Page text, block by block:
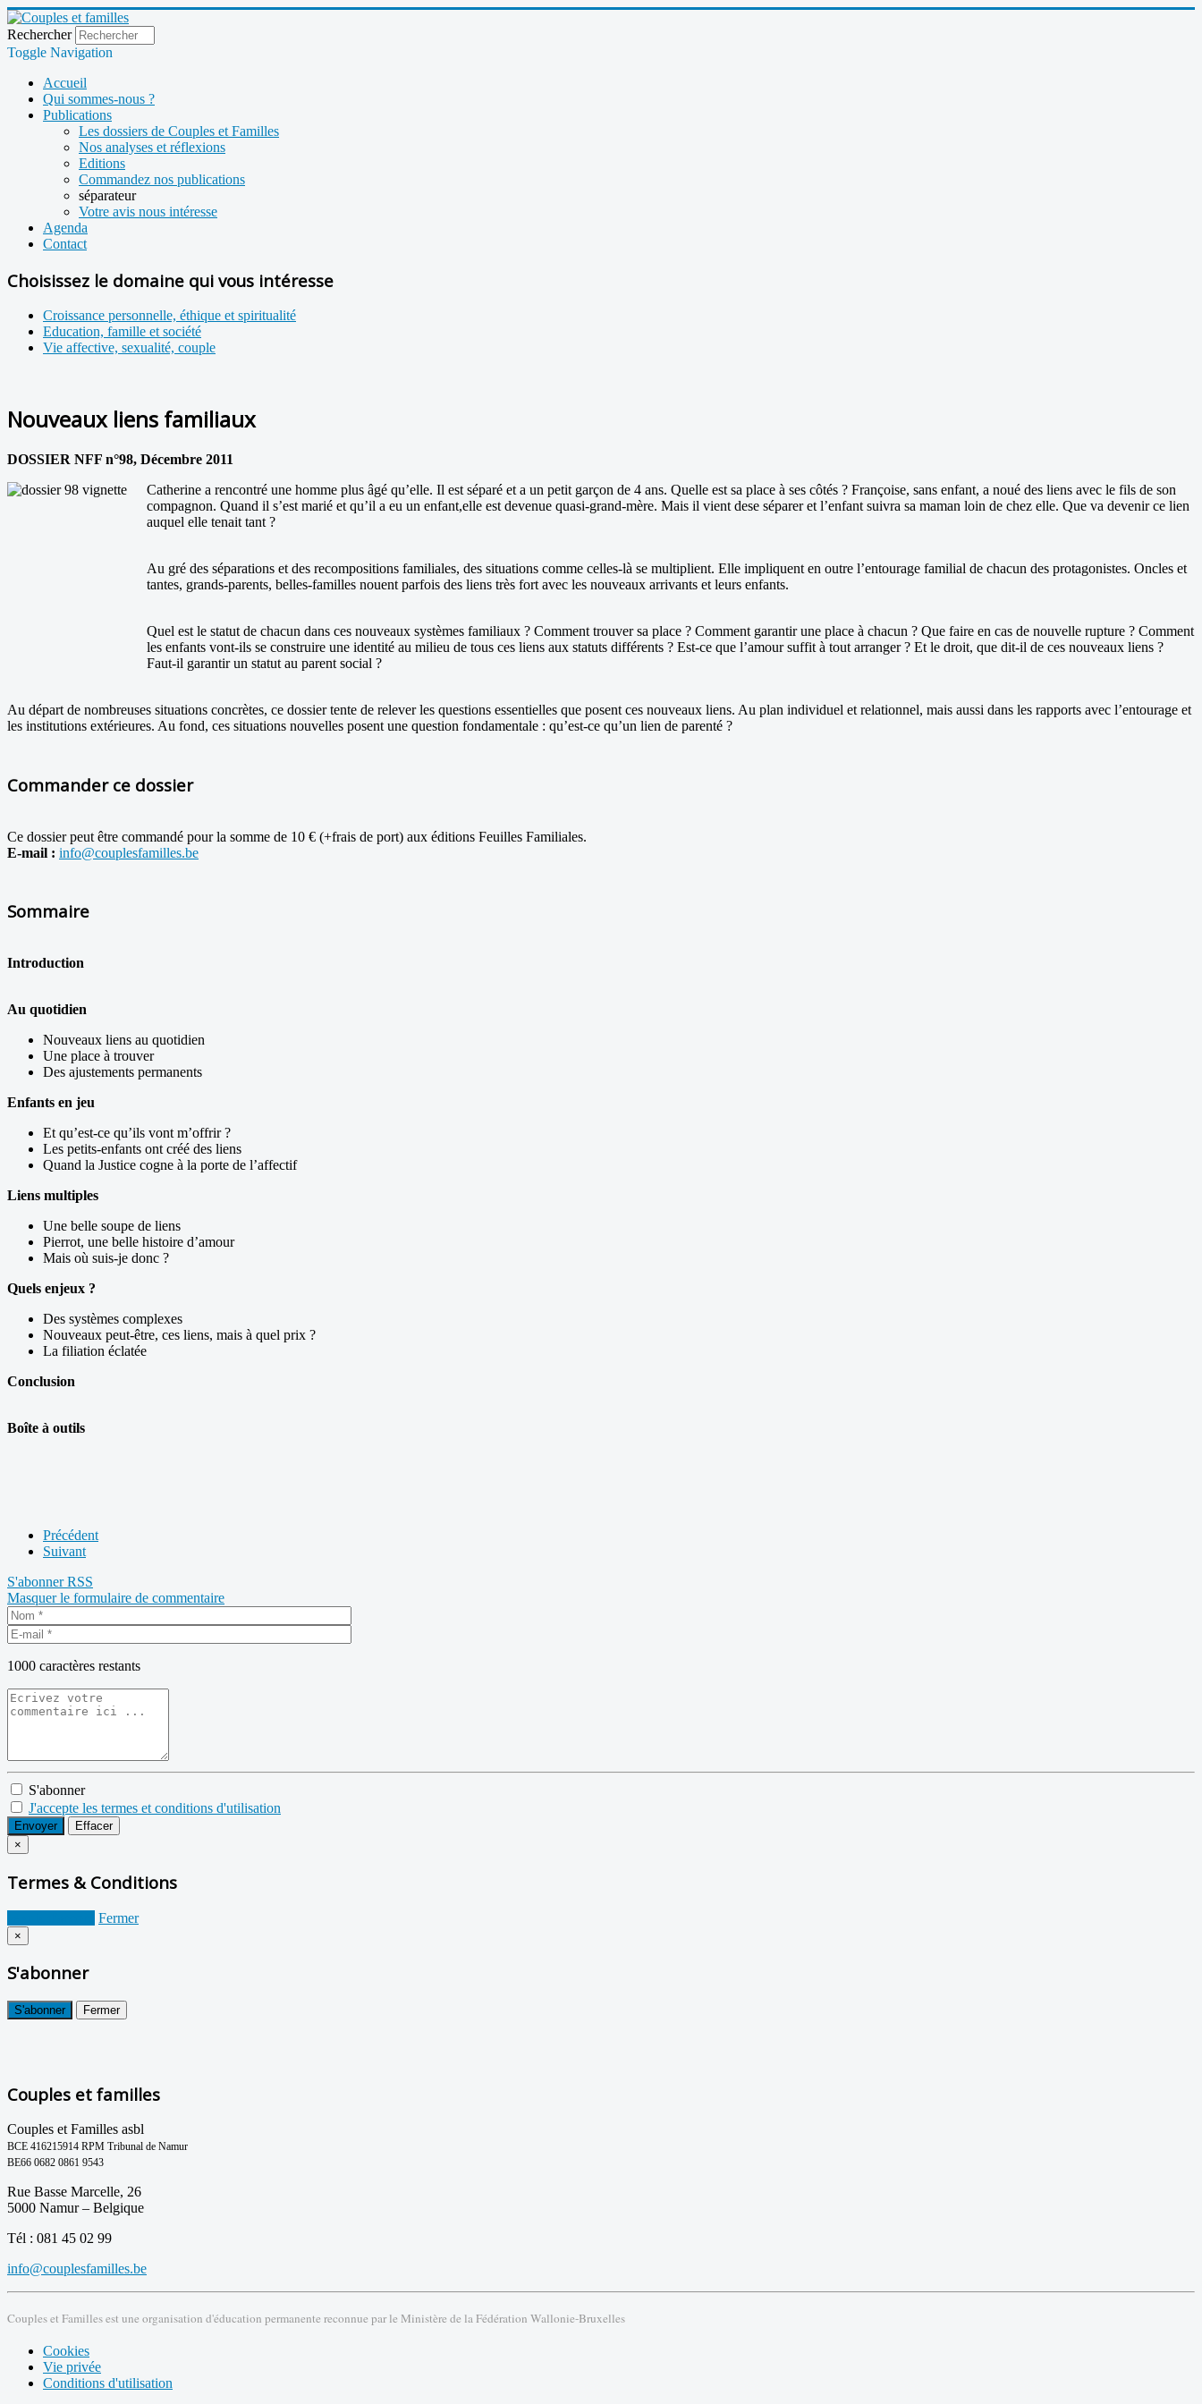
Rechercher
Toggle Navigation
Accueil
Qui sommes-nous ?
Publications
Les dossiers de Couples et Familles
Nos analyses et réflexions
Editions
Commandez nos publications
séparateur
Votre avis nous intéresse
Agenda
Contact
Choisissez le domaine qui vous intéresse
Croissance personnelle, éthique et spiritualité
Education, famille et société
Vie affective, sexualité, couple
Nouveaux liens familiaux
DOSSIER NFF n°98, Décembre 2011
Catherine a rencontré une homme plus âgé qu’elle. Il est séparé et a un petit garçon de 4 ans. Quelle est sa place à ses côtés ? Françoise, sans enfant, a noué des liens avec le fils de son
compagnon. Quand il s’est marié et qu’il a eu un enfant,elle est devenue quasi-grand-mère. Mais il vient dese séparer et l’enfant suivra sa maman loin de chez elle. Que va devenir ce lien
auquel elle tenait tant ?
Au gré des séparations et des recompositions familiales, des situations comme celles-là se multiplient. Elle impliquent en outre l’entourage familial de chacun des protagonistes. Oncles et
tantes, grands-parents, belles-familles nouent parfois des liens très fort avec les nouveaux arrivants et leurs enfants.
Quel est le statut de chacun dans ces nouveaux systèmes familiaux ? Comment trouver sa place ? Comment garantir une place à chacun ? Que faire en cas de nouvelle rupture ? Comment
les enfants vont-ils se construire une identité au milieu de tous ces liens aux statuts différents ? Est-ce que l’amour suffit à tout arranger ? Et le droit, que dit-il de ces nouveaux liens ?
Faut-il garantir un statut au parent social ?
Au départ de nombreuses situations concrètes, ce dossier tente de relever les questions essentielles que posent ces nouveaux liens. Au plan individuel et relationnel, mais aussi dans les rapports avec l’entourage et
les institutions extérieures. Au fond, ces situations nouvelles posent une question fondamentale : qu’est-ce qu’un lien de parenté ?
Commander ce dossier
Ce dossier peut être commandé pour la somme de 10 € (+frais de port) aux éditions Feuilles Familiales.
E-mail : info@couplesfamilles.be
Sommaire
Introduction
Au quotidien
Nouveaux liens au quotidien
Une place à trouver
Des ajustements permanents
Enfants en jeu
Et qu’est-ce qu’ils vont m’offrir ?
Les petits-enfants ont créé des liens
Quand la Justice cogne à la porte de l’affectif
Liens multiples
Une belle soupe de liens
Pierrot, une belle histoire d’amour
Mais où suis-je donc ?
Quels enjeux ?
Des systèmes complexes
Nouveaux peut-être, ces liens, mais à quel prix ?
La filiation éclatée
Conclusion
Boîte à outils
Précédent
Suivant
S'abonnerRSS
Masquer le formulaire de commentaire
1000 caractères restants
S'abonner
J'accepte les termes et conditions d'utilisation
Envoyer
Effacer
×
Termes & Conditions
Fermer
×
S'abonner
S'abonner Fermer
Couples et familles
Couples et Familles asbl
BCE 416215914 RPM Tribunal de Namur
BE66 0682 0861 9543
Rue Basse Marcelle, 26
5000 Namur – Belgique
Tél : 081 45 02 99
info@couplesfamilles.be
Couples et Familles est une organisation d'éducation permanente reconnue par le Ministère de la Fédération Wallonie-Bruxelles
Cookies
Vie privée
Conditions d'utilisation